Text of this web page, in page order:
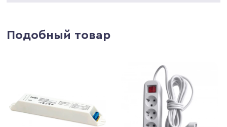
Подобный товар